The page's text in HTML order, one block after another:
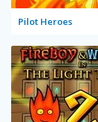
Pilot Heroes